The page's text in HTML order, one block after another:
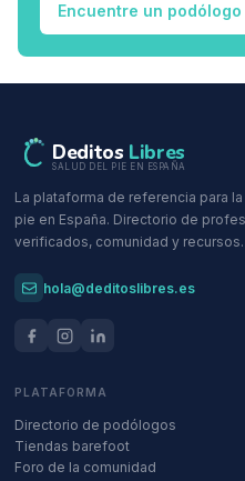
Encuentre un podólogo
Deditos Libres
SALUD DEL PIE EN ESPAÑA
La plataforma de referencia para
pie en España. Directorio de
verificados, comunidad y recursos.
hola@deditoslibres.es
PLATAFORMA
Directorio de podólogos
Tiendas barefoot
Foro de la comunidad